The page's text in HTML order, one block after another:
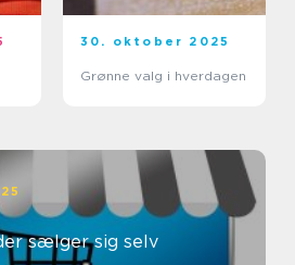
30. oktober 2025
Grønne valg i hverdagen
sælger sig selv